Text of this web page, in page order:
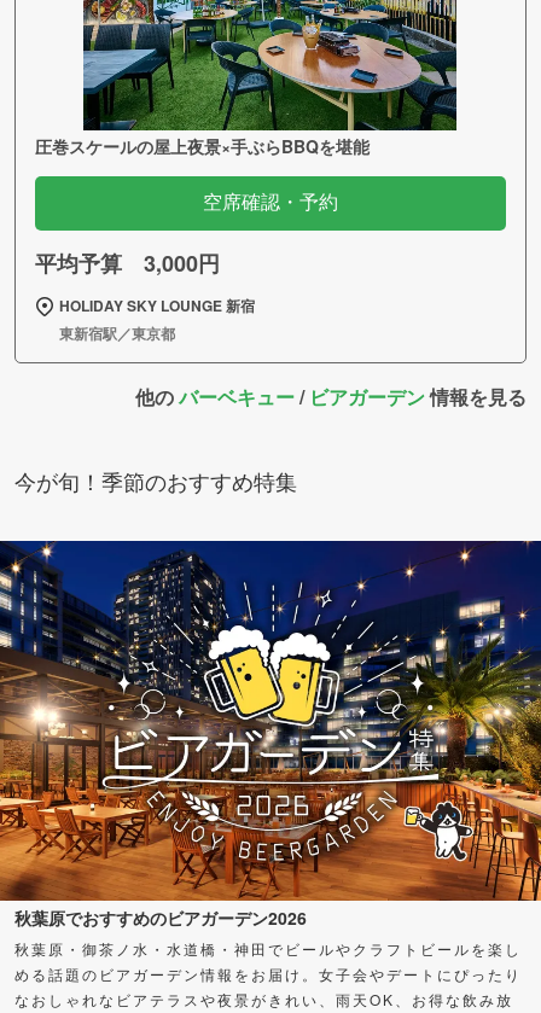
圧巻スケールの屋上夜景×手ぶらBBQを堪能
空席確認・予約
平均予算 3,000円
HOLIDAY SKY LOUNGE 新宿
東新宿駅／東京都
他のバーベキュー/ ビアガーデン情報を見る
今が旬！季節のおすすめ特集
秋葉原でおすすめのビアガーデン2026
秋葉原・御茶ノ水・水道橋・神田でビールやクラフトビールを楽し
める話題のビアガーデン情報をお届け。女子会やデートにぴったり
なおしゃれなビアテラスや夜景がきれい、雨天OK、お得な飲み放